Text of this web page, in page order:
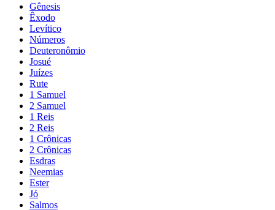
Gênesis
Êxodo
Levítico
Números
Deuteronômio
Josué
Juízes
Rute
1 Samuel
2 Samuel
1 Reis
2 Reis
1 Crônicas
2 Crônicas
Esdras
Neemias
Ester
Jó
Salmos